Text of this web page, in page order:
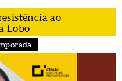
ao
Lobo